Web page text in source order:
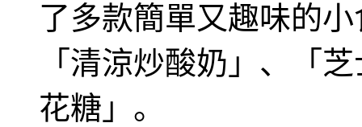
了多款簡單又趣味的
「清涼炒酸奶」、「
花糖」。